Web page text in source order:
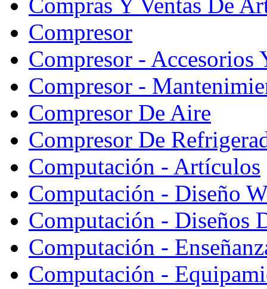
Compresor
Compresor - Accesorios
Compresor -
Compresor De Aire
Compresor De
Computación - Artículos
Computación - Diseño
Computación - Diseños
Computación -
Computación -